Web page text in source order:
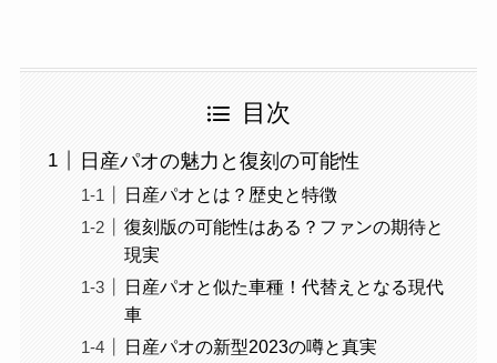
目次
日産パオの魅力と復刻の可能性
日産パオとは？歴史と特徴
復刻版の可能性はある？ファンの期待と
現実
日産パオと似た車種！代替えとなる現代
車
日産パオの新型2023の噂と真実